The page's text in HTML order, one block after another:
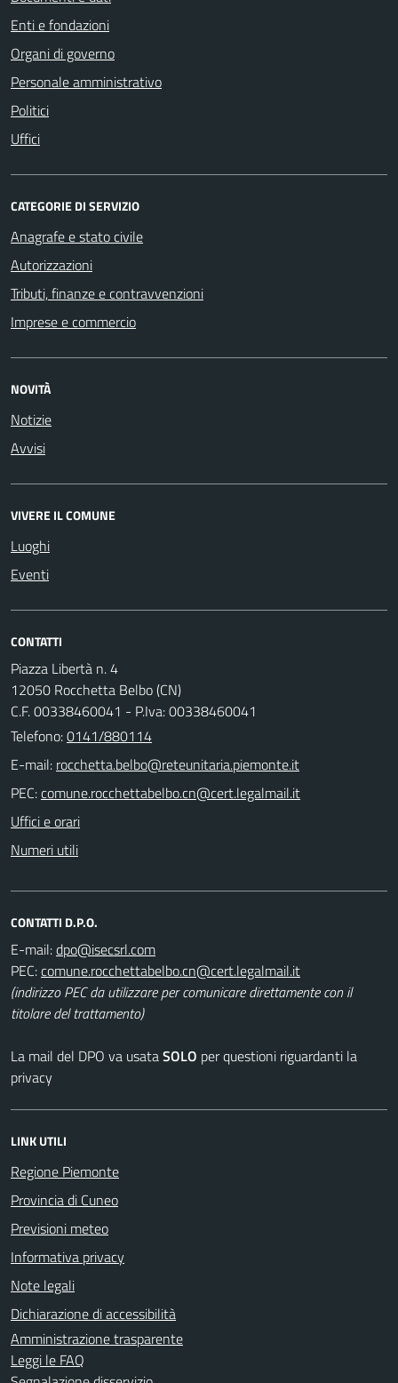
Enti e fondazioni
Organi di governo
Personale amministrativo
Politici
Uffici
CATEGORIE DI SERVIZIO
Anagrafe e stato civile
Autorizzazioni
Tributi, finanze e contravvenzioni
Imprese e commercio
NOVITÀ
Notizie
Avvisi
VIVERE IL COMUNE
Luoghi
Eventi
CONTATTI
Piazza Libertà n. 4
12050 Rocchetta Belbo (CN)
C.F. 00338460041 - P.Iva: 00338460041
Telefono:0141/880114
E-mail:
PEC:
Uffici e orari
Numeri utili
CONTATTI D.P.O.
E-mail:
PEC:
(indirizzo PEC da utilizzare per comunicare direttamente con il
titolare del trattamento)
La mail del DPO va usataSOLO per questioni riguardanti la
privacy
LINK UTILI
Regione Piemonte
Provincia di Cuneo
Previsioni meteo
Informativa privacy
Note legali
Dichiarazione di accessibilità
Amministrazione trasparente
Leggi le FAQ